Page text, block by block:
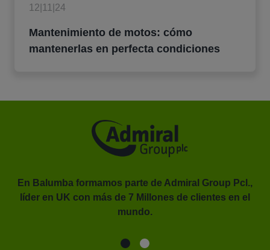
12|11|24
Mantenimiento de motos: cómo
mantenerlas en perfecta condiciones
En Balumba formamos parte de Admiral Group Pcl.,
líder en UK con más de 7 Millones de clientes en el
mundo.